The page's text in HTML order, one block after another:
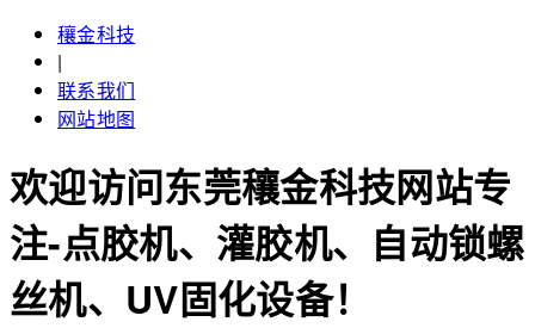
穰金科技
|
联系我们
网站地图
欢迎访问东莞穰金科技网站专
注-点胶机、灌胶机、自动锁螺
丝机、UV固化设备！